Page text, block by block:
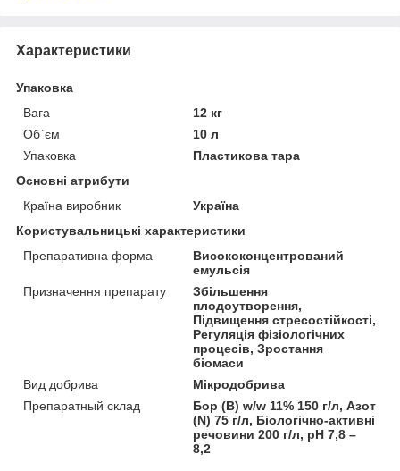
Характеристики
Упаковка
Вага
12 кг
Об`єм
10 л
Упаковка
Пластикова тара
Основні атрибути
Країна виробник
Україна
Користувальницькі характеристики
Препаративна форма
Висококонцентрований
емульсія
Призначення препарату
Збільшення
плодоутворення,
Підвищення стресостійкості,
Регуляція фізіологічних
процесів, Зростання
біомаси
Вид добрива
Мікродобрива
Препаратный склад
Бор (В) w/w 11% 150 г/л, Азот
(N) 75 г/л, Біологічно-активні
речовини 200 г/л, pH 7,8 –
8,2